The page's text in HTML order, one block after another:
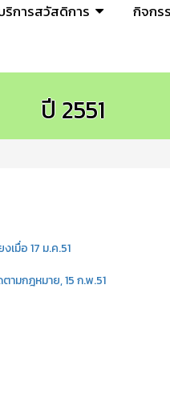
ริการสวัสดิการ กิจกร
ปี 2551
เมื่อ 17 ม.ค.51
มกฎหมาย, 15 ก.พ.51